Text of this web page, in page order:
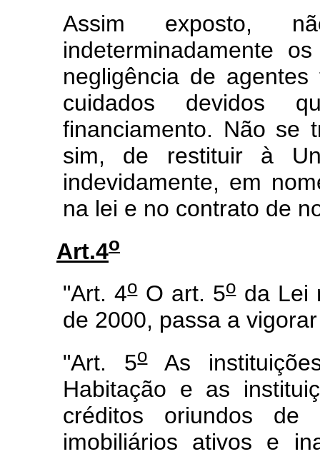
Assim exposto,
indeterminadamente
negligência de
cuidados devidos
financiamento. Não se
sim, de restituir à
indevidamente, em
na lei e no contrato de
Art.4o
"Art. 4oO art. 5oda Lei
de 2000, passa a
"Art. 5oAs
Habitação e as
créditos oriundos de
imobiliários ativos e